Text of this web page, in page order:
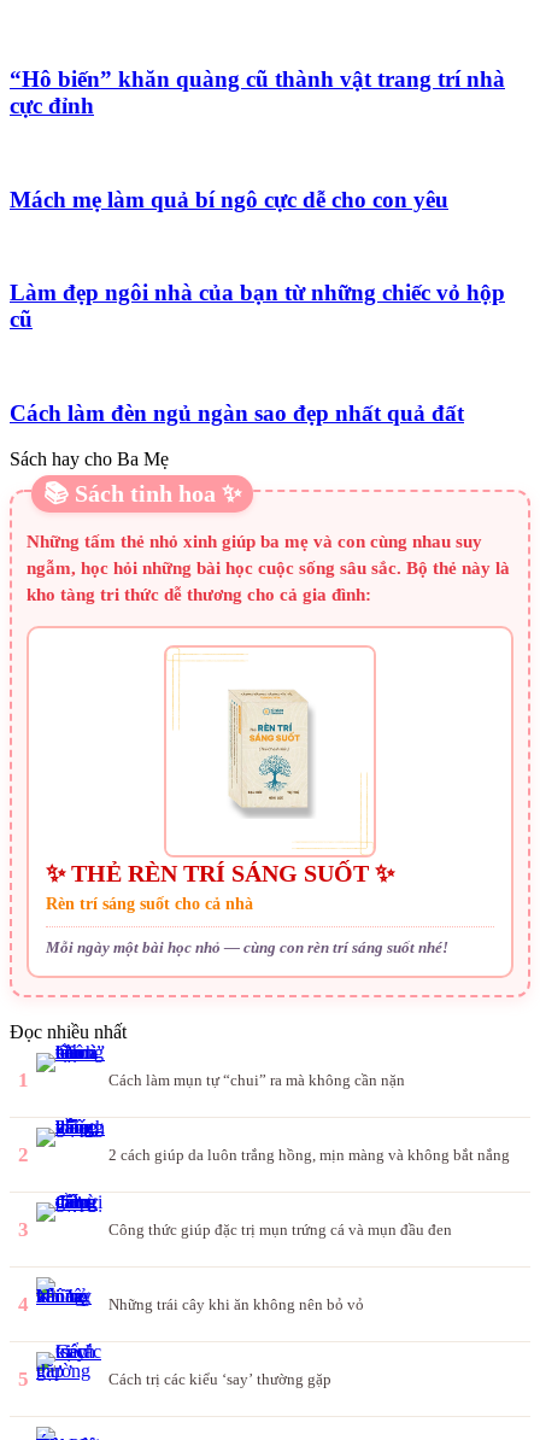
“Hô biến” khăn quàng cũ thành vật trang trí nhà
cực đỉnh
Mách mẹ làm quả bí ngô cực dễ cho con yêu
Làm đẹp ngôi nhà của bạn từ những chiếc vỏ hộp
cũ
Cách làm đèn ngủ ngàn sao đẹp nhất quả đất
Sách hay cho Ba Mẹ
📚 Sách tinh hoa ✨
Những tấm thẻ nhỏ xinh giúp ba mẹ và con cùng nhau suy
ngẫm, học hỏi những bài học cuộc sống sâu sắc. Bộ thẻ này là
kho tàng tri thức dễ thương cho cả gia đình:
✨ THẺ RÈN TRÍ SÁNG SUỐT ✨
Rèn trí sáng suốt cho cả nhà
Mỗi ngày một bài học nhỏ — cùng con rèn trí sáng suốt nhé!
Đọc nhiều nhất
1 Cách làm mụn tự “chui” ra mà không cần nặn
2 2 cách giúp da luôn trắng hồng, mịn màng và không bắt nắng
3 Công thức giúp đặc trị mụn trứng cá và mụn đầu đen
4 Những trái cây khi ăn không nên bỏ vỏ
5 Cách trị các kiểu ‘say’ thường gặp